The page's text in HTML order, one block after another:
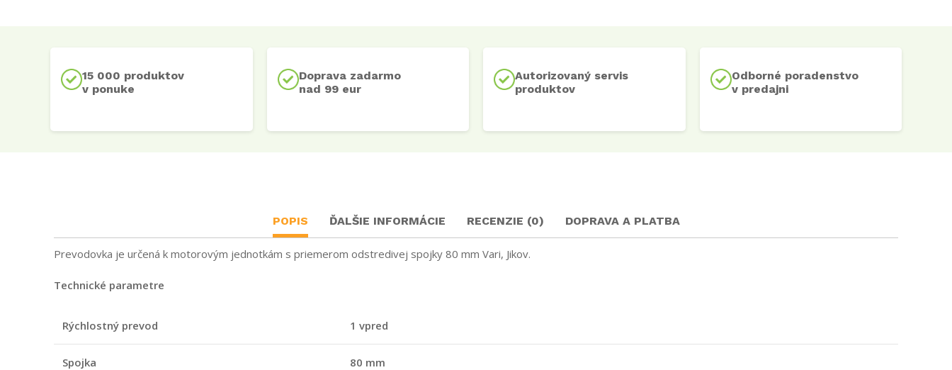
15 000 produktov
v ponuke
Doprava zadarmo
nad 99 eur
Autorizovaný servis
produktov
Odborné poradenstvo
v predajni
POPIS ĎALŠIE INFORMÁCIE RECENZIE (0) DOPRAVA A PLATBA
Prevodovka je určená k motorovým jednotkám s priemerom odstredivej spojky 80 mm Vari, Jikov.
Technické parametre
Rýchlostný prevod 1 vpred
Spojka 80 mm